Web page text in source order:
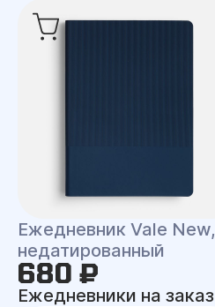
Ежедневник Vale New,
недатированный
680 ₽
Ежедневники на заказ